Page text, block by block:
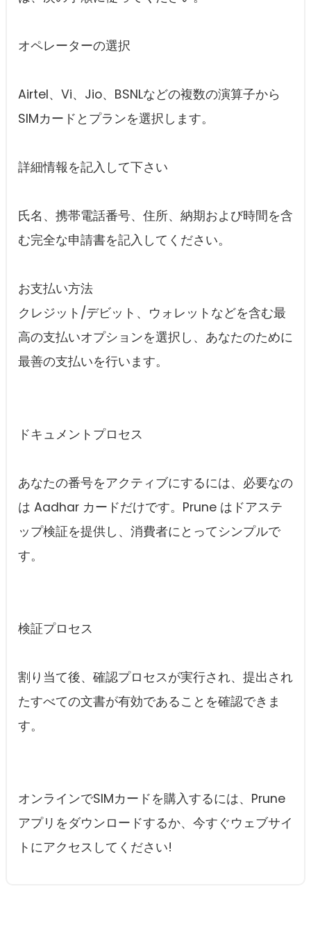
オペレーターの選択
Airtel、Vi、Jio、BSNLなどの複数の演算子から
SIMカードとプランを選択します。
詳細情報を記入して下さい
氏名、携帯電話番号、住所、納期および時間を含
む完全な申請書を記入してください。
お支払い方法
クレジット/デビット、ウォレットなどを含む最
高の支払いオプションを選択し、あなたのために
最善の支払いを行います。
ドキュメントプロセス
あなたの番号をアクティブにするには、必要なの
は Aadhar カードだけです。Prune はドアステ
ップ検証を提供し、消費者にとってシンプルで
す。
検証プロセス
割り当て後、確認プロセスが実行され、提出され
たすべての文書が有効であることを確認できま
す。
オンラインでSIMカードを購入するには、Prune
アプリをダウンロードするか、今すぐウェブサイ
トにアクセスしてください!